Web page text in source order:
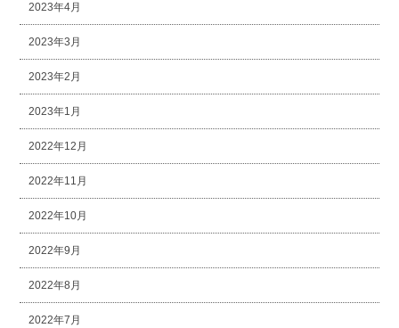
2023年4月
2023年3月
2023年2月
2023年1月
2022年12月
2022年11月
2022年10月
2022年9月
2022年8月
2022年7月